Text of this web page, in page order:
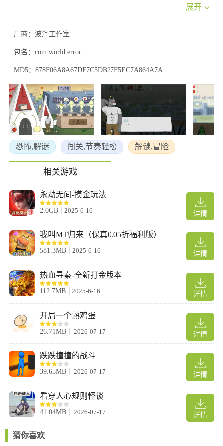
2、利用伏犬的感知能力发现隐形路径，陆春则可推动时间机关解
3、面对空间错乱区域，需调整视角或改变移动顺序才能正常通
行。
4、收集足够笑脸后进入许愿之门，根据选择触发不同结局。
展开
厂商：波润工作室
包名：com.world.error
MD5：878F06A8A67DF7C5DB27F5EC7A864A7A
恐怖,解谜 闯关,节奏轻松 解谜,冒险
相关游戏
详情
永劫无间-摸金玩法
2.0GB 2025-6-16
详情
我叫MT归来（保真0.05折福利版）
581.3MB 2025-6-16
详情
热血寻秦-全新打金版本
112.7MB 2025-6-16
详情
开局一个熟鸡蛋
26.71MB 2026-07-17
详情
跌跌撞撞的战斗
39.65MB 2026-07-17
详情
看穿人心规则怪谈
41.04MB 2026-07-17
猜你喜欢